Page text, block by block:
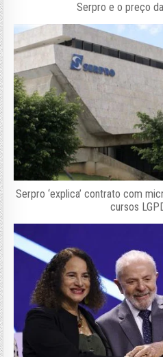
Serpro e o preço
Serpro ‘explica’ contrato com
cursos